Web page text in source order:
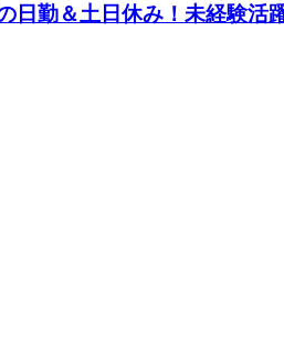
勤＆土日休み！未経験